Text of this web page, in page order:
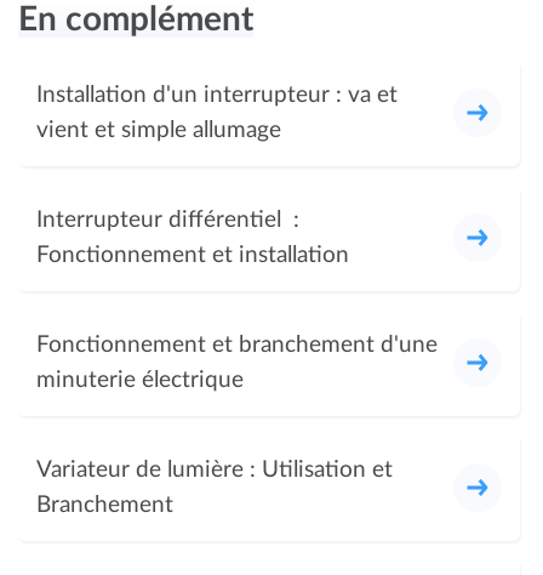
En complément
Installation d'un interrupteur : va et
vient et simple allumage
Interrupteur différentiel :
Fonctionnement et installation
Fonctionnement et branchement d'une
minuterie électrique
Variateur de lumière : Utilisation et
Branchement